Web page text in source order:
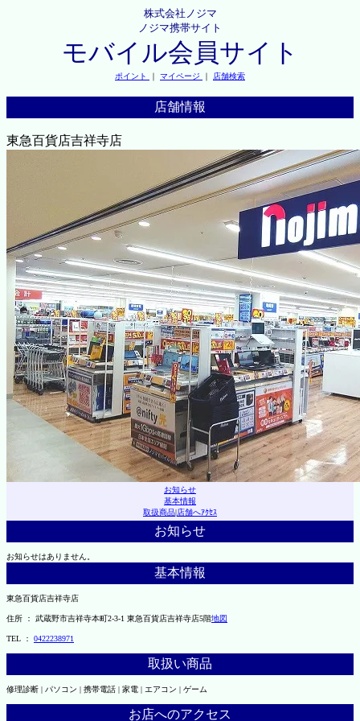
株式会社ノジマ
ノジマ携帯サイト
モバイル会員サイト
ポイント ｜ マイページ ｜ 店舗検索
店舗情報
東急百貨店吉祥寺店
お知らせ
基本情報
取扱商品|店舗へｱｸｾｽ
お知らせ
お知らせはありません。
基本情報
東急百貨店吉祥寺店
住所 ： 武蔵野市吉祥寺本町2-3-1 東急百貨店吉祥寺店5階地図
TEL ： 0422238971
取扱い商品
修理診断 | パソコン | 携帯電話 | 家電 | エアコン | ゲーム
お店へのアクセス